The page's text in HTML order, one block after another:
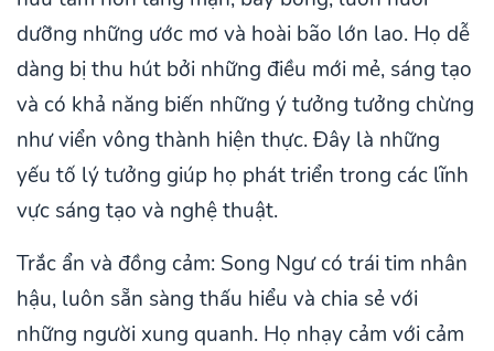
dưỡng những ước mơ và hoài bão lớn lao. Họ dễ
dàng bị thu hút bởi những điều mới mẻ, sáng tạo
và có khả năng biến những ý tưởng tưởng chừng
như viển vông thành hiện thực. Đây là những
yếu tố lý tưởng giúp họ phát triển trong các lĩnh
vực sáng tạo và nghệ thuật.
Trắc ẩn và đồng cảm: Song Ngư có trái tim nhân
hậu, luôn sẵn sàng thấu hiểu và chia sẻ với
những người xung quanh. Họ nhạy cảm với cảm